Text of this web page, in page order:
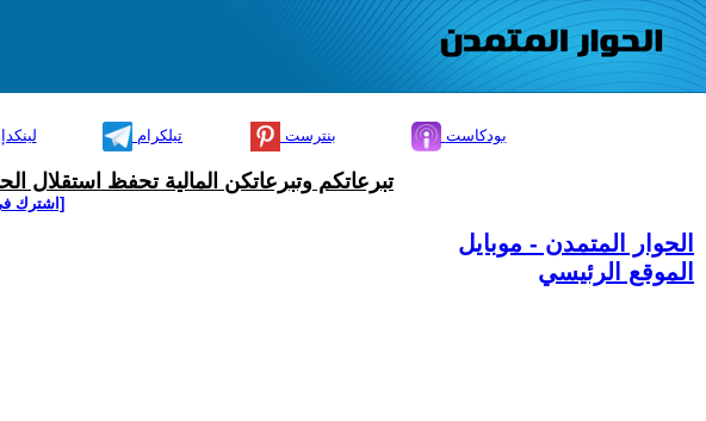
تيلكرام بنترست بودكاست
تبرعاتكم وتبرعاتكن المالية تحفظ استقلال
[اشترك
الحوار المتمدن - موبايل
الموقع الرئيسي